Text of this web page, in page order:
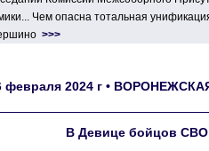
Чем опасна тотальная
>>>
февраля 2024 г •
В Девице бойцов СВО